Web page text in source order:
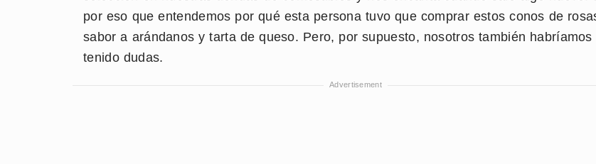
por eso que entendemos por qué esta persona tuvo que comprar estos conos de
sabor a arándanos y tarta de queso. Pero, por supuesto, nosotros también habríamos
tenido dudas.